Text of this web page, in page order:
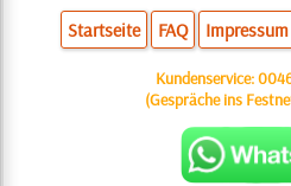
Startseite FAQ Impressum
Kundenservice:
(Gespräche ins